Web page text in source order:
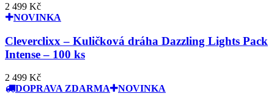
2 499 Kč
NOVINKA
Cleverclixx – Kuličková dráha Dazzling Lights Pack
Intense – 100 ks
2 499 Kč
DOPRAVA ZDARMA
NOVINKA